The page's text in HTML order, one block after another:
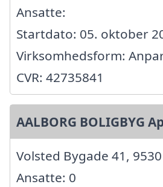
Ansatte:
Startdato: 05. oktober
Virksomhedsform:
CVR: 42735841
AALBORG BOLIGBYG
Volsted Bygade 41,
Ansatte: 0